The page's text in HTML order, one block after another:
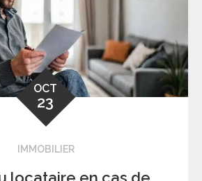
OCT
23
IMMOBILIER